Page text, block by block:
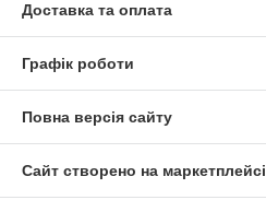
Доставка та оплата
Графік роботи
Повна версія сайту
Сайт створено на маркетплейсі